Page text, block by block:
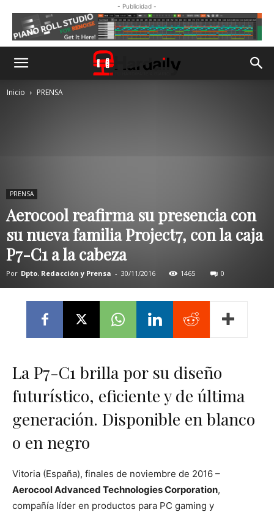
- Publicidad -
Inicio PRENSA
PRENSA
Aerocool reafirma su presencia con
su nueva familia Project7, con la caja
P7-C1 a la cabeza
Por Dpto. Redacción y Prensa - 30/11/2016 1465 0
La P7-C1 brilla por su diseño
futurístico, eficiente y de última
generación. Disponible en blanco
o en negro
Vitoria (España), finales de noviembre de 2016 –
Aerocool Advanced Technologies Corporation,
compañía líder en productos para PC gaming y